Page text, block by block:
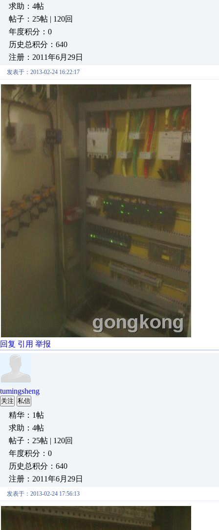
求助：4帖
帖子：25帖 | 120回
年度积分：0
历史总积分：640
注册：2011年6月29日
发表于：2013-02-24 16:22:17
回复 引用 举报
tumingsheng
关注 私信
精华：1帖
求助：4帖
帖子：25帖 | 120回
年度积分：0
历史总积分：640
注册：2011年6月29日
发表于：2013-02-24 17:56:13